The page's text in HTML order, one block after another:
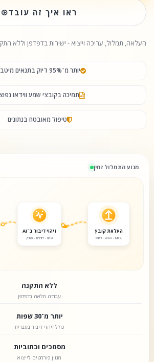
ראו איך זה עובד
העלאה, תמלול, עריכה וייצוא - ישירות בדפדפן וללא
יותר מ־95% דיוק בתנאים מיטביים
תמיכה בקובצי שמע ווידאו
טיפול מאובטח בנתונים
מנוע התמלול זמין
העלאת קובץ
MP3 · WAV · MP4
זיהוי דיבור ב־AI
שפה · דוברים · פיסוק
ללא התקנה
עבודה מלאה בדפדפן
יותר מ־30 שפות
כולל זיהוי דיבור בעברית
מסמכים וכתוביות
מגוון פורמטים לייצוא